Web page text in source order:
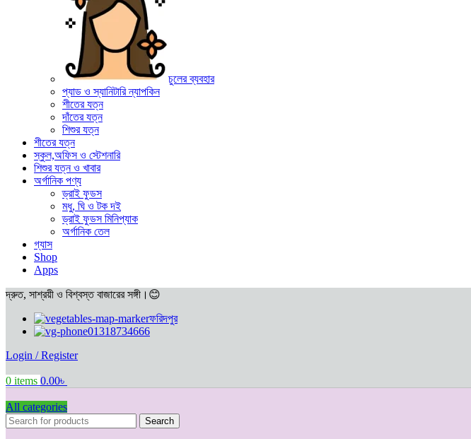
চুলের ব্যবহার
প্যাড ও স্যানিটারি ন্যাপকিন
শীতের যত্ন
দাঁতের যত্ন
শিশুর যত্ন
শীতের যত্ন
স্কুল,অফিস ও স্টেশনারি
শিশুর যত্ন ও খাবার
অর্গানিক পণ্য
ড্রাই ফুডস
মধু, ঘি ও টক দই
ড্রাই ফুডস মিনিপ্যাক
অর্গানিক তেল
গ্যাস
Shop
Apps
দ্রুত, সাশ্রয়ী ও বিশ্বস্ত বাজারের সঙ্গী।😊
ফরিদপুর
01318734666
Login / Register
0 items 0.00৳
All categories
Search